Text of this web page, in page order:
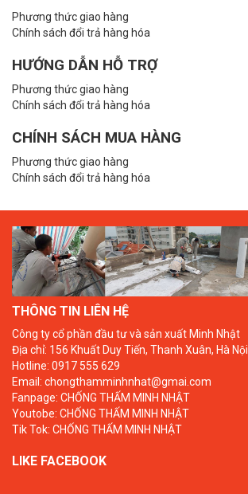
Phương thức giao hàng
Chính sách đổi trả hàng hóa
HƯỚNG DẪN HỖ TRỢ
Phương thức giao hàng
Chính sách đổi trả hàng hóa
CHÍNH SÁCH MUA HÀNG
Phương thức giao hàng
Chính sách đổi trả hàng hóa
THÔNG TIN LIÊN HỆ
Công ty cổ phần đầu tư và sản xuất Minh Nhật
Địa chỉ: 156 Khuất Duy Tiến, Thanh Xuân, Hà Nội
Hotline: 0917 555 629
Email: chongthamminhnhat@gmai.com
Fanpage: CHỐNG THẤM MINH NHẬT
Youtobe: CHỐNG THẤM MINH NHẬT
Tik Tok: CHỐNG THẤM MINH NHẬT
LIKE FACEBOOK